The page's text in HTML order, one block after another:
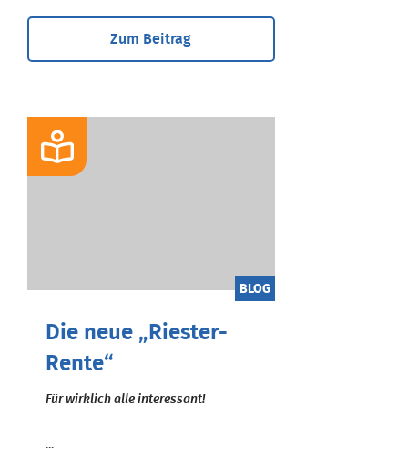
Zum Beitrag
BLOG
Die neue „Riester-
Rente“
Für wirklich alle interessant!